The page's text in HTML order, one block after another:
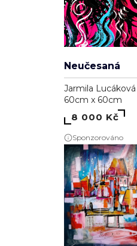
Neučesaná
Jarmila Lucáková
60cm x 60cm
8 000 Kč
Sponzorováno